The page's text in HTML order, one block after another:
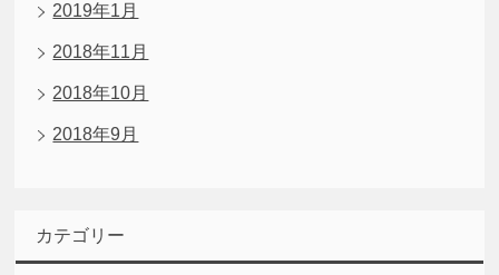
2019年1月
2018年11月
2018年10月
2018年9月
カテゴリー